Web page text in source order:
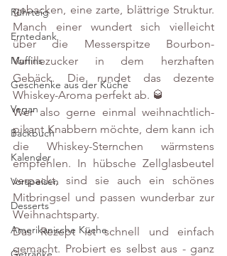
Rührteig
Erntedank
Muffins
Geschenke aus der Küche
Vegan
Backbuch
Kalender
Vorspeisen
Desserts
Amerikanische Küche
gebacken, eine zarte, blättrige Struktur.
Manch einer wundert sich vielleicht
über die Messerspitze Bourbon-
Vanillezucker in dem herzhaften
Gebäck. Die rundet das dezente
Whiskey-Aroma perfekt ab. 🥃
Wer also gerne einmal weihnachtlich-
pikant Knabbern möchte, dem kann ich
die Whiskey-Sternchen wärmstens
empfehlen. In hübsche Zellglasbeutel
verpackt, sind sie auch ein schönes
Mitbringsel und passen wunderbar zur
Weihnachtsparty.
Das Rezept ist schnell und einfach
gemacht. Probiert es selbst aus - ganz